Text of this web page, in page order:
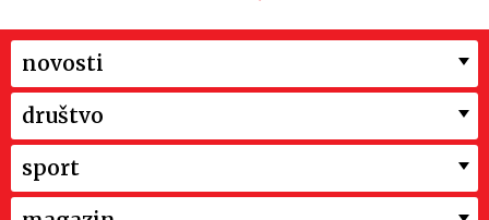
novosti
društvo
sport